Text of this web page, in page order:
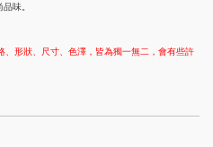
味。
形狀、尺寸、色澤，皆為獨一無二，會有些許